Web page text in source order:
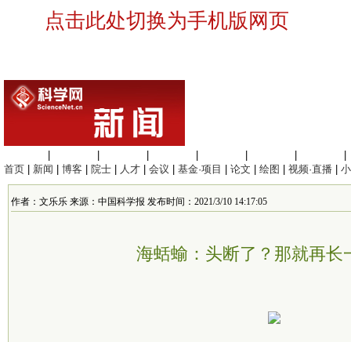
点击此处切换为手机版网页
首页
新闻 博客 院士 人才 会议 基金·项目 论文 绘图 视频·直播
作者：文乐乐 来源：中国科学报 发布时间：2021/3/10 14:17:05
海蛞蝓：头断了？那就再长